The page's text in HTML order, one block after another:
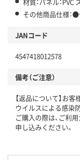
その他商品仕様：
JANコード
4547418012578
備考（ご注意）
【返品について】お
ウイルスによる感染
ご購入の際は、ご利用
申し込みください。